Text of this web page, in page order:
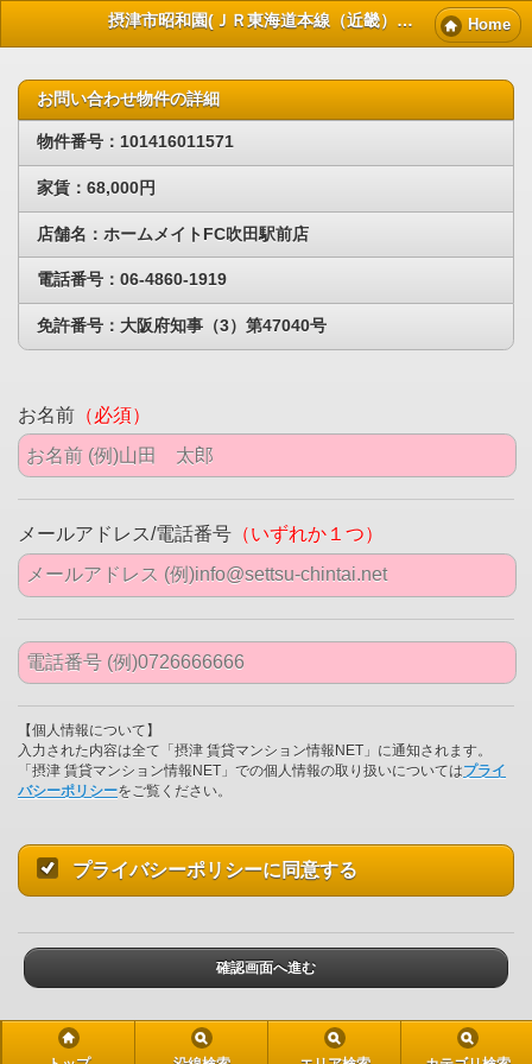
摂津市昭和園(ＪＲ東海道本線（近畿）千里丘)賃貸物件｜摂津賃貸マンション情報NET Home
お問い合わせ物件の詳細
物件番号：101416011571
家賃：68,000円
店舗名：ホームメイトFC吹田駅前店
電話番号：06-4860-1919
免許番号：大阪府知事（3）第47040号
お名前 （必須）
メールアドレス/電話番号 （いずれか１つ）
【個人情報について】
入力された内容は全て「摂津 賃貸マンション情報NET」に通知されます。
「摂津 賃貸マンション情報NET」での個人情報の取り扱いについてはプライ
バシーポリシーをご覧ください。
プライバシーポリシーに同意する
確認画面へ進む